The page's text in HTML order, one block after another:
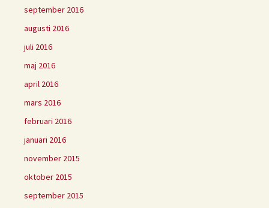
september 2016
augusti 2016
juli 2016
maj 2016
april 2016
mars 2016
februari 2016
januari 2016
november 2015
oktober 2015
september 2015